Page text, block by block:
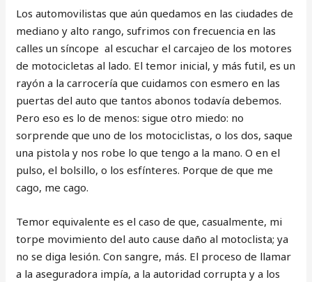
Los automovilistas que aún quedamos en las ciudades de
mediano y alto rango, sufrimos con frecuencia en las
calles un síncope al escuchar el carcajeo de los motores
de motocicletas al lado. El temor inicial, y más futil, es un
rayón a la carrocería que cuidamos con esmero en las
puertas del auto que tantos abonos todavía debemos.
Pero eso es lo de menos: sigue otro miedo: no
sorprende que uno de los motociclistas, o los dos, saque
una pistola y nos robe lo que tengo a la mano. O en el
pulso, el bolsillo, o los esfínteres. Porque de que me
cago, me cago.
Temor equivalente es el caso de que, casualmente, mi
torpe movimiento del auto cause daño al motoclista; ya
no se diga lesión. Con sangre, más. El proceso de llamar
a la aseguradora impía, a la autoridad corrupta y a los